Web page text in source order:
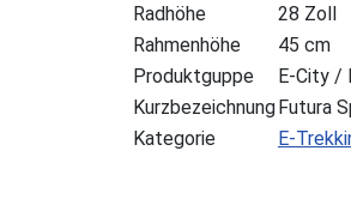
Radhöhe
28 Zoll
Rahmenhöhe
45 cm
Produktguppe
E-City /
KurzbezeichnungFutura
Kategorie
E-